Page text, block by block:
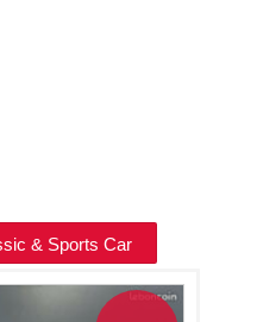
& Sports Car